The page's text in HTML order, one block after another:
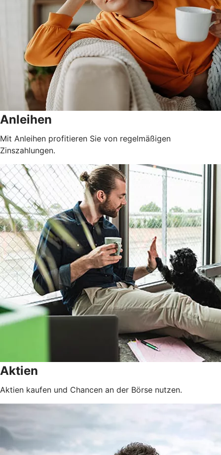
Anleihen
Mit Anleihen profitieren Sie von regelmäßigen
Zinszahlungen.
Aktien
Aktien kaufen und Chancen an der Börse nutzen.